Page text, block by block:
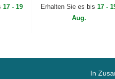
17 - 19
Premier League von
Erhalten Sie es bis17 -
Aug.
In